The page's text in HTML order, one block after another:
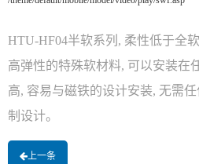
HTU-HF04半软系列, 柔性低于全
高弹性的特殊软材料, 可以安装在
高, 容易与磁铁的设计安装, 无需
制设计。
上一条